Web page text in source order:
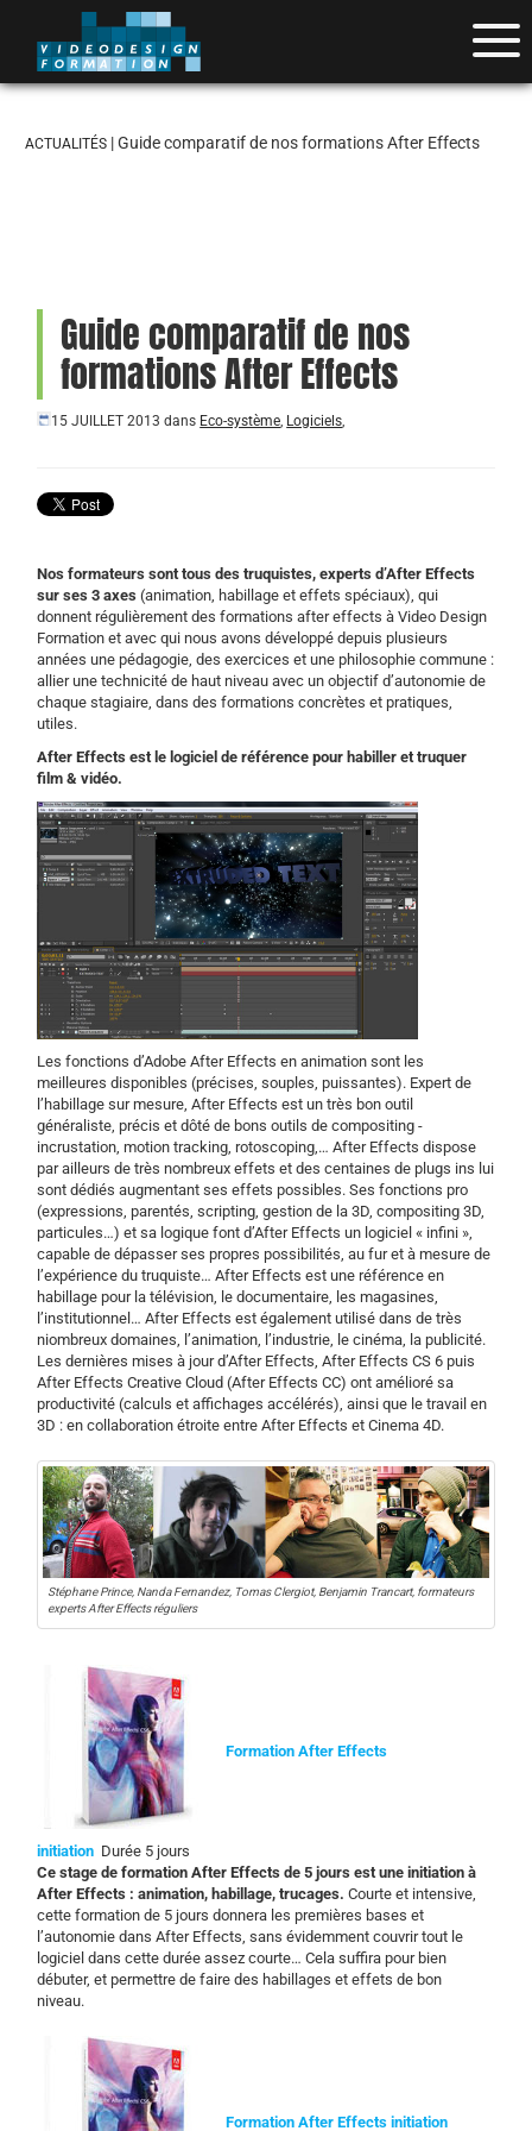
ACTUALITÉS | Guide comparatif de nos formations After Effects
Guide comparatif de nos
formations After Effects
15 JUILLET 2013 dans Eco-système, Logiciels,
Nos formateurs sont tous des truquistes, experts d’After Effects
sur ses 3 axes (animation, habillage et effets spéciaux), qui
donnent régulièrement des formations after effects à Video Design
Formation et avec qui nous avons développé depuis plusieurs
années une pédagogie, des exercices et une philosophie commune :
allier une technicité de haut niveau avec un objectif d’autonomie de
chaque stagiaire, dans des formations concrètes et pratiques,
utiles.
After Effects est le logiciel de référence pour habiller et truquer
film & vidéo.
Les fonctions d’Adobe After Effects en animation sont les
meilleures disponibles (précises, souples, puissantes). Expert de
l’habillage sur mesure, After Effects est un très bon outil
généraliste, précis et dôté de bons outils de compositing -
incrustation, motion tracking, rotoscoping,… After Effects dispose
par ailleurs de très nombreux effets et des centaines de plugs ins lui
sont dédiés augmentant ses effets possibles. Ses fonctions pro
(expressions, parentés, scripting, gestion de la 3D, compositing 3D,
particules…) et sa logique font d’After Effects un logiciel « infini »,
capable de dépasser ses propres possibilités, au fur et à mesure de
l’expérience du truquiste… After Effects est une référence en
habillage pour la télévision, le documentaire, les magasines,
l’institutionnel… After Effects est également utilisé dans de très
niombreux domaines, l’animation, l’industrie, le cinéma, la publicité.
Les dernières mises à jour d’After Effects, After Effects CS 6 puis
After Effects Creative Cloud (After Effects CC) ont amélioré sa
productivité (calculs et affichages accélérés), ainsi que le travail en
3D : en collaboration étroite entre After Effects et Cinema 4D.
Stéphane Prince, Nanda Fernandez, Tomas Clergiot, Benjamin Trancart, formateurs
experts After Effects réguliers
Formation After Effects
initiation Durée 5 jours
Ce stage de formation After Effects de 5 jours est une initiation à
After Effects : animation, habillage, trucages.Courte et intensive,
cette formation de 5 jours donnera les premières bases et
l’autonomie dans After Effects, sans évidemment couvrir tout le
logiciel dans cette durée assez courte… Cela suffira pour bien
débuter, et permettre de faire des habillages et effets de bon
niveau.
Formation After Effects initiation